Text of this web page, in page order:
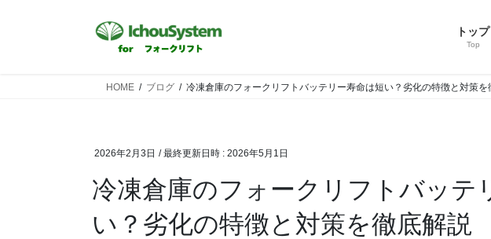
トップ
Top
HOME ブログ 冷凍倉庫のフォークリフトバッテリー寿命は短い？劣化の特徴と対策を
2026年2月3日 / 最終更新日時 : 2026年5月1日
冷凍倉庫のフォークリフトバッテ
い？劣化の特徴と対策を徹底解説